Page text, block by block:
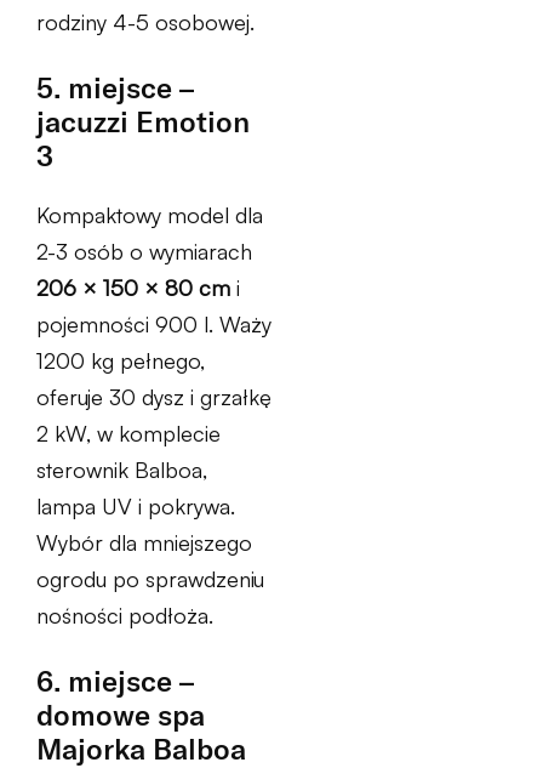
rodziny 4-5 osobowej.
5. miejsce –
jacuzzi Emotion
3
Kompaktowy model dla
2-3 osób o wymiarach
206 × 150 × 80 cm i
pojemności 900 l. Waży
1200 kg pełnego,
oferuje 30 dysz i grzałkę
2 kW, w komplecie
sterownik Balboa,
lampa UV i pokrywa.
Wybór dla mniejszego
ogrodu po sprawdzeniu
nośności podłoża.
6. miejsce –
domowe spa
Majorka Balboa